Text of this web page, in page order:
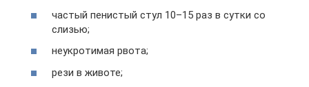
частый пенистый стул 10–15 раз в сутки со
слизью;
неукротимая рвота;
рези в животе;